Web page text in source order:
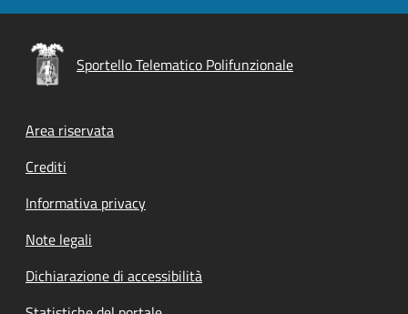
Sportello Telematico Polifunzionale
Footer menu
Area riservata
Crediti
Informativa privacy
Note legali
Dichiarazione di accessibilità